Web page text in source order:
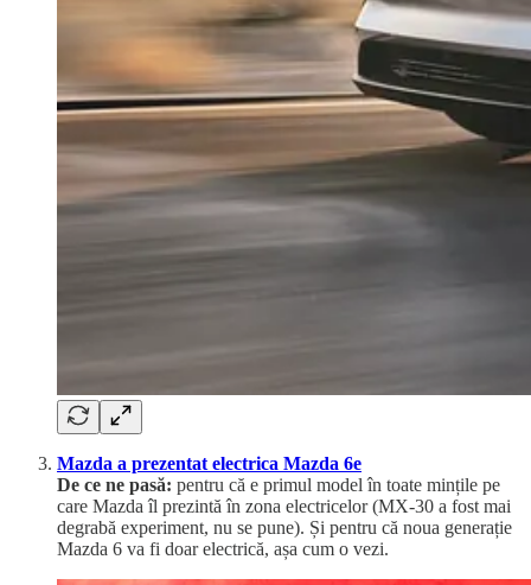
Mazda a prezentat electrica Mazda 6e
De ce ne pasă: pentru că e primul model în toate mințile pe
care Mazda îl prezintă în zona electricelor (MX-30 a fost mai
degrabă experiment, nu se pune). Și pentru că noua generație
Mazda 6 va fi doar electrică, așa cum o vezi.